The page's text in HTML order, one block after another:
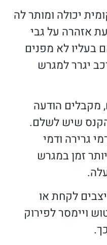
יכולה ומותר לה
אזהרה על גבי
בעליו לא מפנים
יגרר למגרש
מקבלים הודעה
שיש לשלם.
גרירה ודמי
זמן במגרש
לקחת או
ויימסר לפירוק